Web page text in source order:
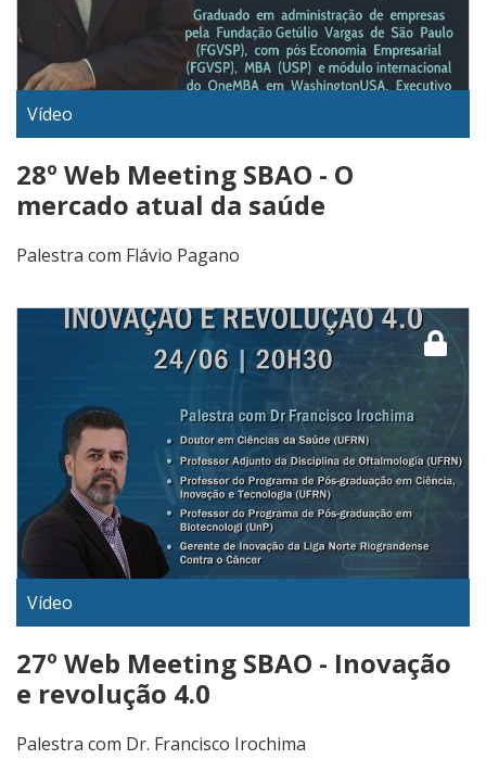
Vídeo
28º Web Meeting SBAO - O
mercado atual da saúde
Palestra com Flávio Pagano
Vídeo
27º Web Meeting SBAO - Inovação
e revolução 4.0
Palestra com Dr. Francisco Irochima